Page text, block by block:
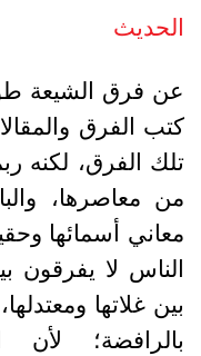
الحديث
عن فرق الشيعة
كتب الفرق
تلك الفرق، لكنه
من معاصرها،
معاني أسمائها
الناس لا يفرقون
بين غلاتها
بالرافضة؛